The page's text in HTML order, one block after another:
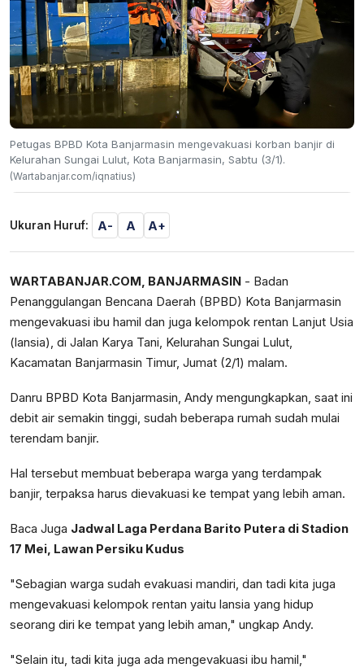
Petugas BPBD Kota Banjarmasin mengevakuasi korban banjir di
Kelurahan Sungai Lulut, Kota Banjarmasin, Sabtu (3/1).
(Wartabanjar.com/iqnatius)
Ukuran Huruf: A- A A+
WARTABANJAR.COM, BANJARMASIN - Badan
Penanggulangan Bencana Daerah (BPBD) Kota Banjarmasin
mengevakuasi ibu hamil dan juga kelompok rentan Lanjut Usia
(lansia), di Jalan Karya Tani, Kelurahan Sungai Lulut,
Kacamatan Banjarmasin Timur, Jumat (2/1) malam.
Danru BPBD Kota Banjarmasin, Andy mengungkapkan, saat ini
debit air semakin tinggi, sudah beberapa rumah sudah mulai
terendam banjir.
Hal tersebut membuat beberapa warga yang terdampak
banjir, terpaksa harus dievakuasi ke tempat yang lebih aman.
Baca Juga Jadwal Laga Perdana Barito Putera di Stadion
17 Mei, Lawan Persiku Kudus
"Sebagian warga sudah evakuasi mandiri, dan tadi kita juga
mengevakuasi kelompok rentan yaitu lansia yang hidup
seorang diri ke tempat yang lebih aman," ungkap Andy.
"Selain itu, tadi kita juga ada mengevakuasi ibu hamil,"